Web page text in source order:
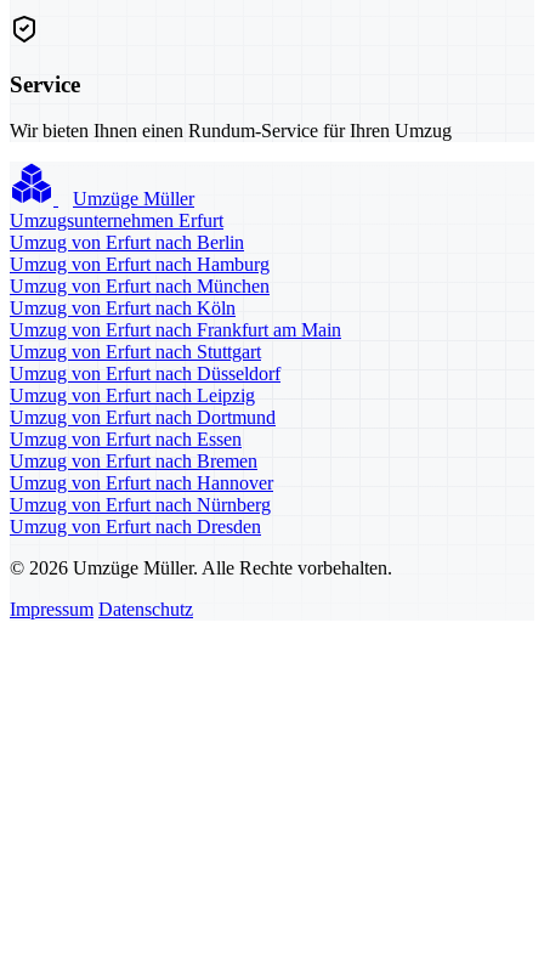
Service
Wir bieten Ihnen einen Rundum-Service für Ihren Umzug
Umzüge Müller
Umzugsunternehmen Erfurt
Umzug von Erfurt nach Berlin
Umzug von Erfurt nach Hamburg
Umzug von Erfurt nach München
Umzug von Erfurt nach Köln
Umzug von Erfurt nach Frankfurt am Main
Umzug von Erfurt nach Stuttgart
Umzug von Erfurt nach Düsseldorf
Umzug von Erfurt nach Leipzig
Umzug von Erfurt nach Dortmund
Umzug von Erfurt nach Essen
Umzug von Erfurt nach Bremen
Umzug von Erfurt nach Hannover
Umzug von Erfurt nach Nürnberg
Umzug von Erfurt nach Dresden
© 2026 Umzüge Müller. Alle Rechte vorbehalten.
Impressum Datenschutz